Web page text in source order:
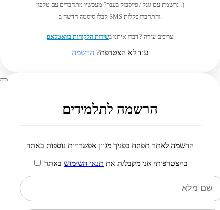
נרשמת עם גוגל / פייסבוק בעבר? מעכשיו מתחברים עם טלפון :)
קבלו סיסמה חדשה ב-SMS והתחברו בקלות.
צריכים עזרה ? דברו איתנו בשירות הלקוחות בוואטסאפ
עוד לא הצטרפת? הרשמה
הרשמה לתלמידים
הרשמה לאתר תפתח בפניך מגוון אפשרויות נוספות באתר
בהצטרפותי אני מקבל/ת את תנאי השימוש באתר